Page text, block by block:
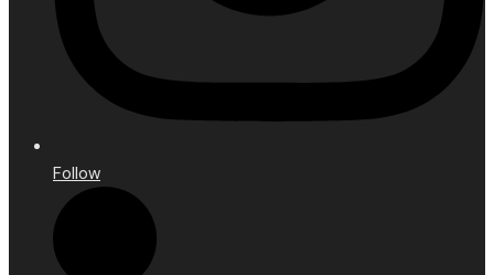
Follow